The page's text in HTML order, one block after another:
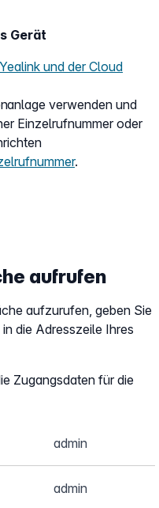
Gerät
und der Cloud
verwenden und
Einzelrufnummer oder
.
aufrufen
aufzurufen, geben Sie
die Adresszeile Ihres
Zugangsdaten für die
admin
admin